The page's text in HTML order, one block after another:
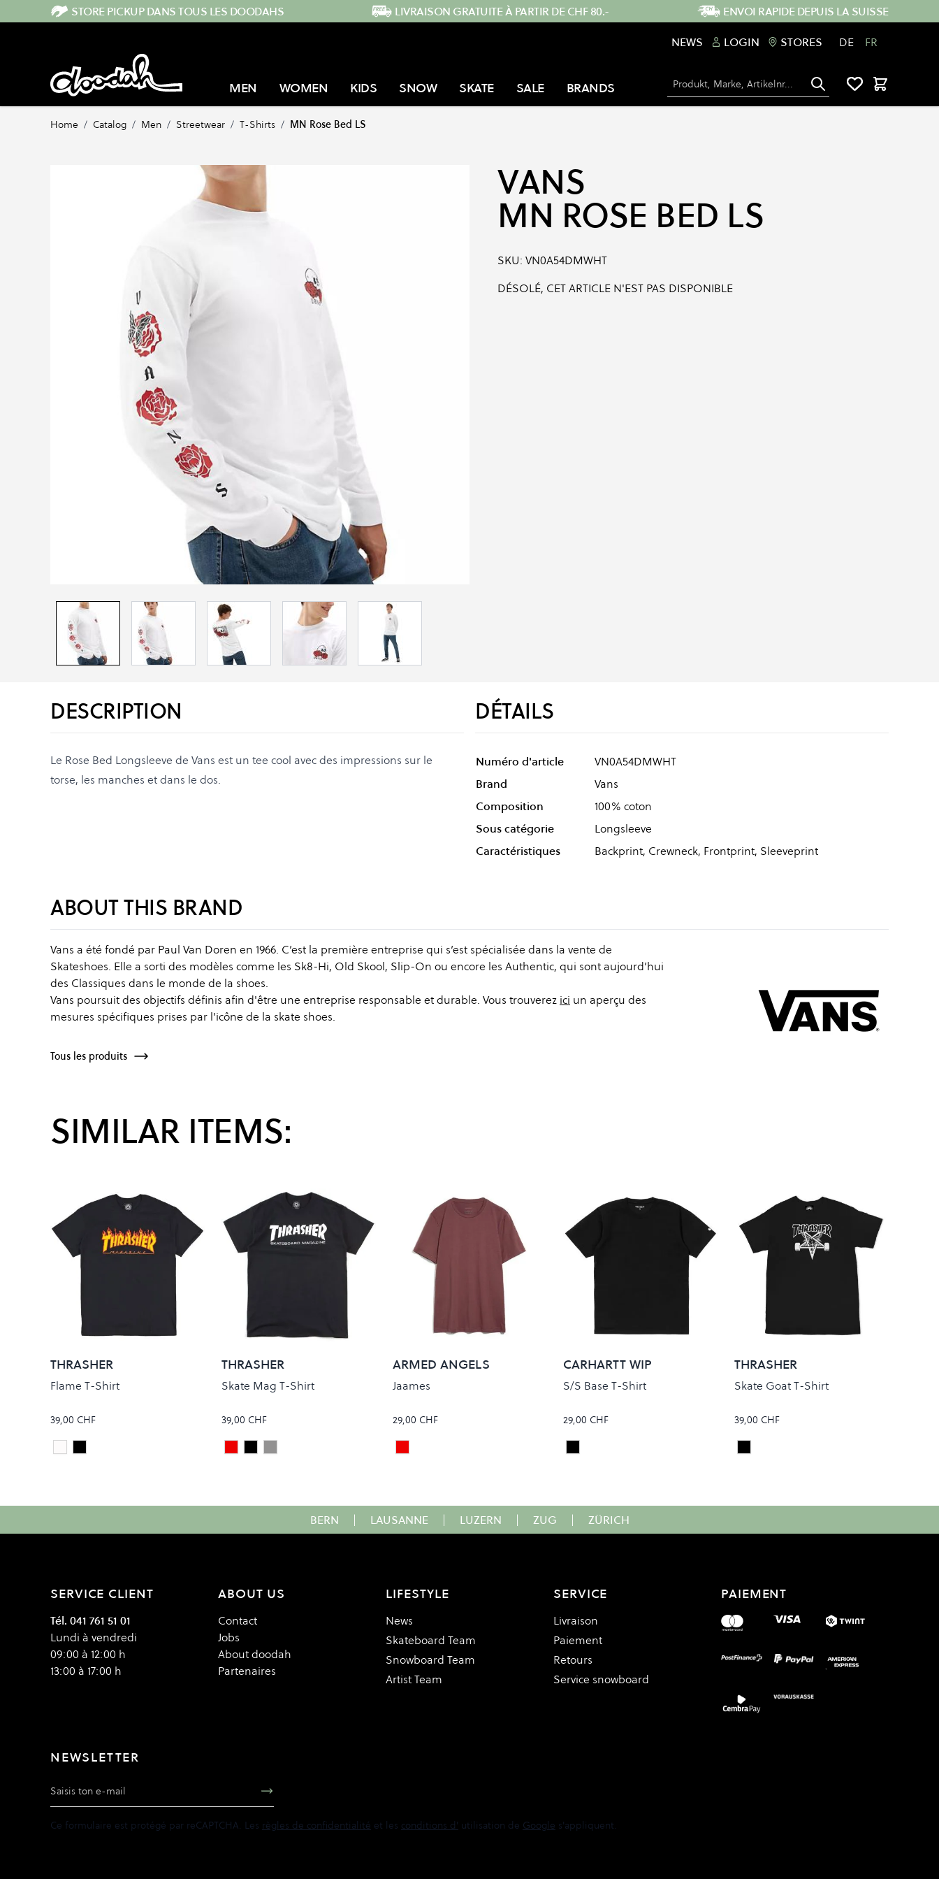
Skip to ContentSTORE PICKUP DANS TOUS LES DOODAHS LIVRAISON GRATUITE À PARTIR DE CHF 80.-
ENVOI RAPIDE DEPUIS LA SUISSE
NEWS
LOGIN STORES DE FR
MEN WOMEN KIDS SNOW SKATE SALE BRANDS Chercher Panier
Home / Catalog / Men / Streetwear / T-Shirts / MN Rose Bed LS
VANS
MN ROSE BED LS
SKU: VN0A54DMWHT
DÉSOLÉ, CET ARTICLE N'EST PAS DISPONIBLE
DESCRIPTION
Le Rose Bed Longsleeve de Vans est un tee cool avec des impressions sur le
torse, les manches et dans le dos.
DÉTAILS
Numéro d'article
VN0A54DMWHT
Brand
Vans
Composition
100% coton
Sous catégorie
Longsleeve
Caractéristiques
Backprint, Crewneck, Frontprint, Sleeveprint
ABOUT THIS BRAND
Vans a été fondé par Paul Van Doren en 1966. C’est la première entreprise qui s’est spécialisée dans la vente de
Skateshoes. Elle a sorti des modèles comme les Sk8-Hi, Old Skool, Slip-On ou encore les Authentic, qui sont aujourd’hui
des Classiques dans le monde de la shoes.
Vans poursuit des objectifs définis afin d'être une entreprise responsable et durable. Vous trouverez ici un aperçu des
mesures spécifiques prises par l'icône de la skate shoes.
Tous les produits
SIMILAR ITEMS:
THRASHER
Flame T-Shirt
39,00 CHF
Colour
WhiteBlack
THRASHER
Skate Mag T-Shirt
39,00 CHF
Colour
Maroon
BlackGrey
ARMED ANGELS
Jaames
29,00 CHF
Colour
Sable Red
CARHARTT WIP
S/S Base T-Shirt
29,00 CHF
Colour
Black/White
THRASHER
Skate Goat T-Shirt
39,00 CHF
Colour
Black
BERN | LAUSANNE | LUZERN | ZUG | ZÜRICH
SERVICE CLIENT
Tél. 041 761 51 01
Lundi à vendredi
09:00 à 12:00 h
13:00 à 17:00 h
ABOUT US
Contact
Jobs
About doodah
Partenaires
LIFESTYLE
News
Skateboard Team
Snowboard Team
Artist Team
SERVICE
Livraison
Paiement
Retours
Service snowboard
PAIEMENT
NEWSLETTER
Adresse e-mail
Ce formulaire est protégé par reCAPTCHA. Les règles de confidentialité et les conditions d' utilisation de Google s'appliquent.